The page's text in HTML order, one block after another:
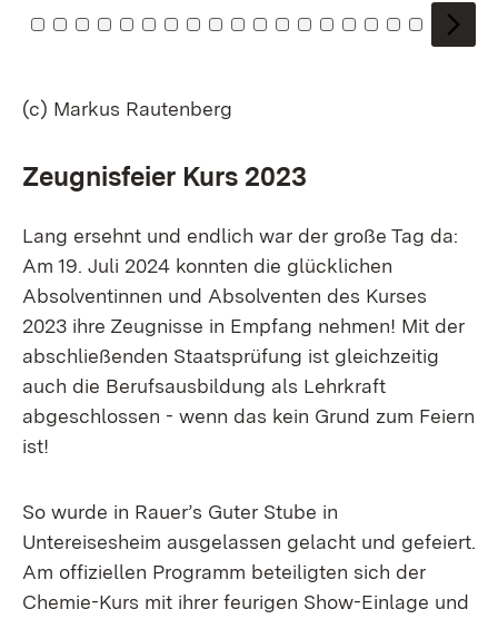
2 3 4
Kachel: 5
Zu Kachel: 6
Zu Kachel: 7
Zu Kachel: 8
Zu Kachel: 9
Zu Kachel: 10
Zu Kachel: 11
Zu Kachel: 12
Zu Kachel: 13
Zu Kachel: 14
Zu Kachel: 15
Zu Kachel: 16
Zu Kachel: 17
Zu Kachel: 18
Zu Kachel: 19
Zu Kachel: 20
Zu Kachel: 21
Zu Kachel: 22
Zu Kachel:
Zu Zu
(c) Markus Rautenberg
Zeugnisfeier Kurs 2023
Lang ersehnt und endlich war der große Tag da:
Am 19. Juli 2024 konnten die glücklichen
Absolventinnen und Absolventen des Kurses
2023 ihre Zeugnisse in Empfang nehmen! Mit der
abschließenden Staatsprüfung ist gleichzeitig
auch die Berufsausbildung als Lehrkraft
abgeschlossen - wenn das kein Grund zum Feiern
ist!
So wurde in Rauer’s Guter Stube in
Untereisesheim ausgelassen gelacht und gefeiert.
Am offiziellen Programm beteiligten sich der
Chemie-Kurs mit ihrer feurigen Show-Einlage und